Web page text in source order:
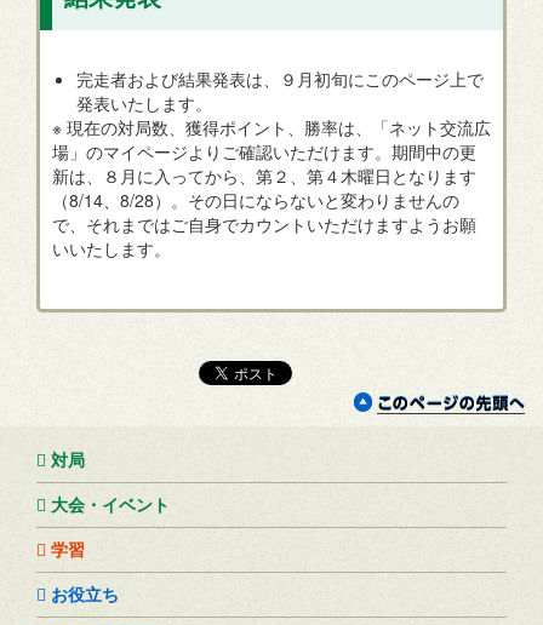
完走者および結果発表は、９月初旬にこのページ上で
発表いたします。
※ 現在の対局数、獲得ポイント、勝率は、「ネット交流広
場」のマイページよりご確認いただけます。期間中の更
新は、８月に入ってから、第２、第４木曜日となります
（8/14、8/28）。その日にならないと変わりませんの
で、それまではご自身でカウントいただけますようお願
いいたします。
対局
大会・イベント
学習
お役立ち